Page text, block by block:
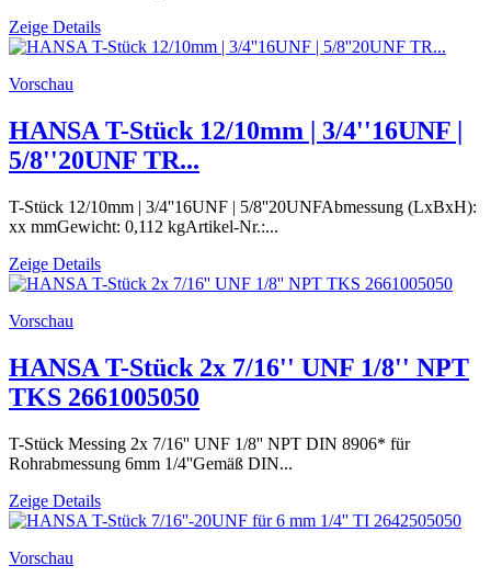
Zeige Details
Vorschau
HANSA T-Stück 12/10mm | 3/4''16UNF |
5/8''20UNF TR...
T-Stück 12/10mm | 3/4''16UNF | 5/8''20UNFAbmessung (LxBxH):
xx mmGewicht: 0,112 kgArtikel-Nr.:...
Zeige Details
Vorschau
HANSA T-Stück 2x 7/16'' UNF 1/8'' NPT
TKS 2661005050
T-Stück Messing 2x 7/16'' UNF 1/8'' NPT DIN 8906* für
Rohrabmessung 6mm 1/4''Gemäß DIN...
Zeige Details
Vorschau